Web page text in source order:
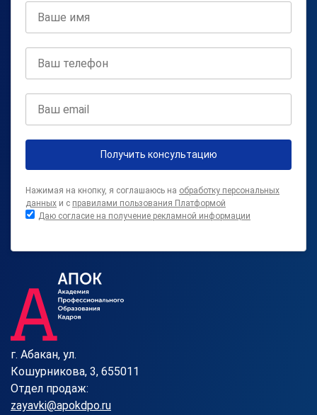
Получить консультацию
Нажимая на кнопку, я соглашаюсь на обработку персональных
данных и с правилами пользования Платформой
Даю согласие на получение рекламной информации
г. Абакан, ул.
Кошурникова, 3, 655011
Отдел продаж:
zayavki@apokdpo.ru